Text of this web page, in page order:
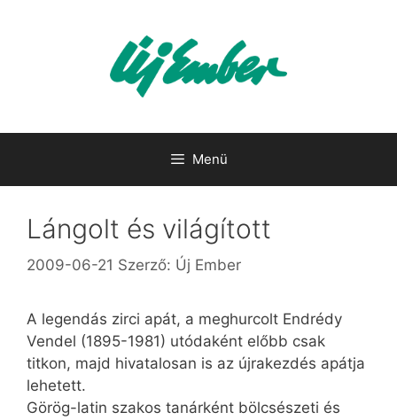
Menü
Lángolt és világított
2009-06-21 Szerző: Új Ember
A legendás zirci apát, a meghurcolt Endrédy
Vendel (1895-1981) utódaként előbb csak
titkon, majd hivatalosan is az újrakezdés apátja
lehetett.
Görög-latin szakos tanárként bölcsészeti és